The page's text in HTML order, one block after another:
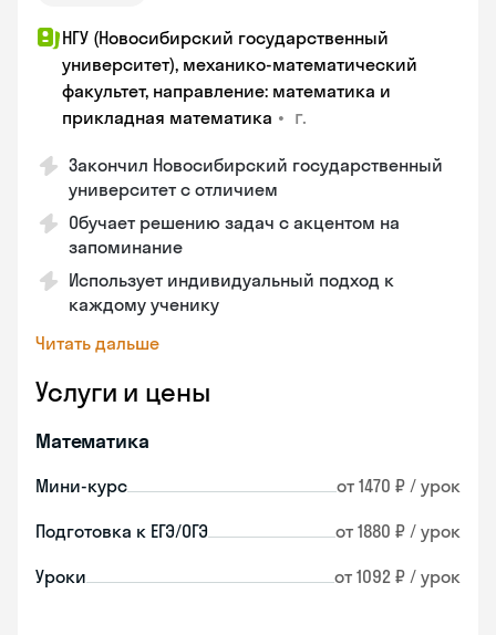
НГУ (Новосибирский государственный
университет), механико-математический
факультет, направление: математика и
прикладная математика • г.
Закончил Новосибирский государственный
университет с отличием
Обучает решению задач с акцентом на
запоминание
Использует индивидуальный подход к
каждому ученику
Читать дальше
Услуги и цены
Математика
Мини-курс от 1470 ₽ / урок
Подготовка к ЕГЭ/ОГЭ от 1880 ₽ / урок
Уроки от 1092 ₽ / урок